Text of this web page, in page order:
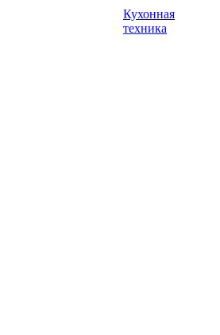
Кухонная
техника